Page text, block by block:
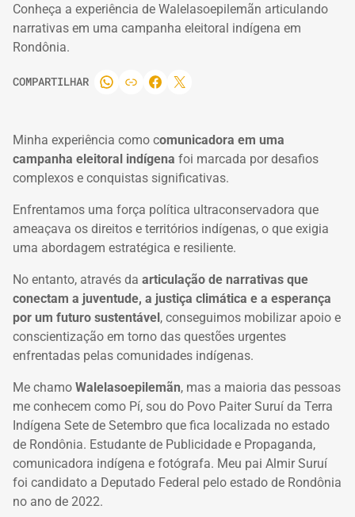
Conheça a experiência de Walelasoepilemãn articulando
narrativas em uma campanha eleitoral indígena em
Rondônia.
COMPARTILHAR
Minha experiência como comunicadora em uma
campanha eleitoral indígena foi marcada por desafios
complexos e conquistas significativas.
Enfrentamos uma força política ultraconservadora que
ameaçava os direitos e territórios indígenas, o que exigia
uma abordagem estratégica e resiliente.
No entanto, através da articulação de narrativas que
conectam a juventude, a justiça climática e a esperança
por um futuro sustentável, conseguimos mobilizar apoio e
conscientização em torno das questões urgentes
enfrentadas pelas comunidades indígenas.
Me chamo Walelasoepilemãn, mas a maioria das pessoas
me conhecem como Pí, sou do Povo Paiter Suruí da Terra
Indígena Sete de Setembro que fica localizada no estado
de Rondônia. Estudante de Publicidade e Propaganda,
comunicadora indígena e fotógrafa. Meu pai Almir Suruí
foi candidato a Deputado Federal pelo estado de Rondônia
no ano de 2022.